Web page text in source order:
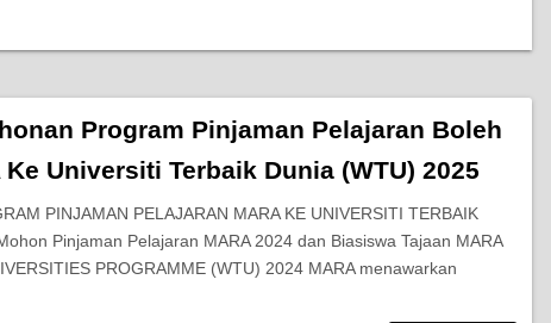
Program Pinjaman Pelajaran Boleh
Ke Universiti Terbaik Dunia (WTU) 2025
PINJAMAN PELAJARAN MARA KE UNIVERSITI TERBAIK
Pinjaman Pelajaran MARA 2024 dan Biasiswa Tajaan MARA
PROGRAMME (WTU) 2024 MARA menawarkan